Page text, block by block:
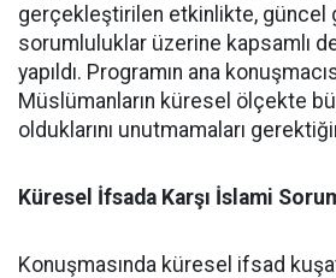
gerçekleştirilen etkinlikte, güncel
sorumluluklar üzerine kapsamlı
yapıldı. Programın ana
Müslümanların küresel ölçekte
olduklarını unutmamaları
Küresel İfsada Karşı İslami
Konuşmasında küresel ifsad